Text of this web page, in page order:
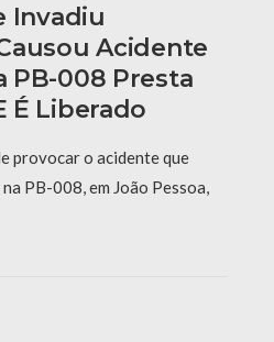
Invadiu
Acidente
PB-008 Presta
É Liberado
provocar o acidente que
PB-008, em João Pessoa,